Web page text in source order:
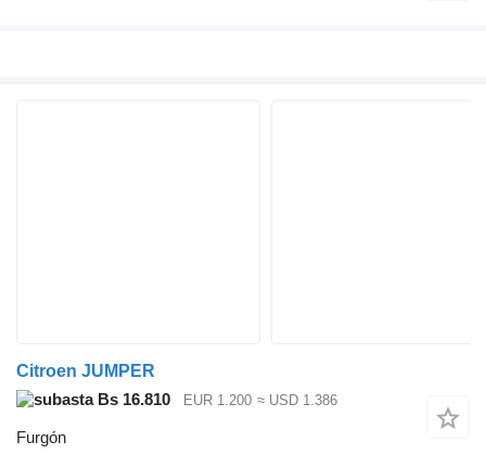
Citroen JUMPER
Bs 16.810
EUR 1.200 ≈ USD 1.386
Furgón